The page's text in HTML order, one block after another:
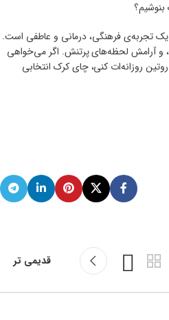
تجربه‌ی فرهنگی، درمانی و عاطفی است.
و آرامش لحظه‌های پرتنش. اگر می‌خواهی
روزانه‌ات کنی، چای کرک انتخابی
قدیمی تر